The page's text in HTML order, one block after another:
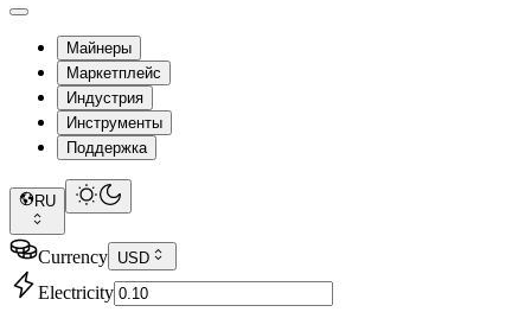
Майнеры
Маркетплейс
Индустрия
Инструменты
Поддержка
RU
Currency USD
Electricity